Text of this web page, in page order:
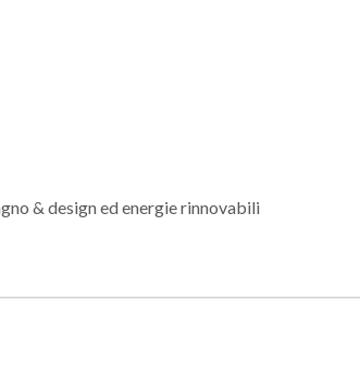
& design ed energie rinnovabili